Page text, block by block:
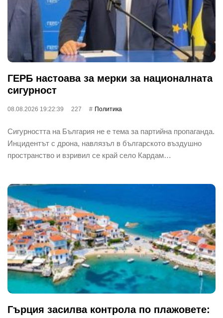
ГЕРБ настоава за мерки за националната
сигурност
08.08.2026 19:22:39 227 Политика
Сигурността на България не е тема за партийна пропаганда.
Инцидентът с дрона, навлязъл в българското въздушно
пространство и взривил се край село Кардам…
Гърция засилва контрола по плажовете: